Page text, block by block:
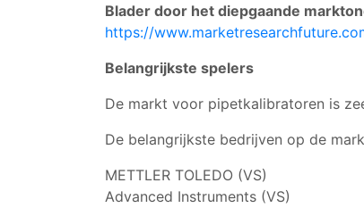
Blader door het diepgaande
https://
Belangrijkste spelers
De markt voor pipetkalibratoren is
De belangrijkste bedrijven op de
METTLER TOLEDO (VS)
Advanced Instruments (VS)